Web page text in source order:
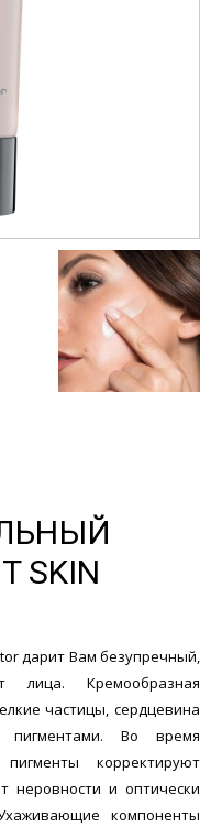
SKIN
дарит Вам безупречный,
Кремообразная
частицы, сердцевина
пигментами. Во время
корректируют
неровности и оптически
компоненты